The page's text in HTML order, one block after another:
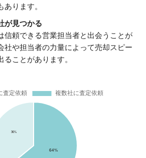
ります。
が見つかる
信頼できる営業担当者と出会うことが
社や担当者の力量によって売却スピー
ることがあります。